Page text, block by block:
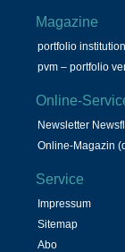
Magazine
portfolio
pvm – portfolio
Online-
Newsletter
Online-Magazin
Service
Impressum
Sitemap
Abo